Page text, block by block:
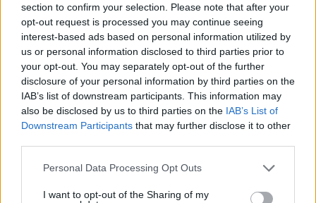
section to confirm your selection. Please note that after your
opt-out request is processed you may continue seeing
interest-based ads based on personal information utilized by
us or personal information disclosed to third parties prior to
your opt-out. You may separately opt-out of the further
disclosure of your personal information by third parties on the
IAB’s list of downstream participants. This information may
also be disclosed by us to third parties on the IAB’s List of
Downstream Participants that may further disclose it to other
Please note that this website/app uses one or more Google
not limited to your visit or usage behaviour. You may click to
Personal Data Processing Opt Outs
I want to opt-out of the Sharing of my
ΣΧΌΛΙΟ *
Απομένουν 2500χαρακτήρες